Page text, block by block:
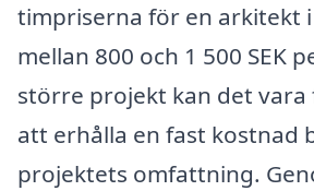
timpriserna för en arkitekt
mellan 800 och 1 500 SEK
större projekt kan det
att erhålla en fast kostnad
projektets omfattning.